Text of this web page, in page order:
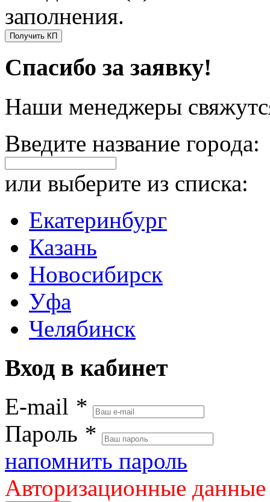
заполнения.
Получить КП
Спасибо за заявку!
Наши менеджеры
Введите название города:
или выберите из списка:
Екатеринбург
Казань
Новосибирск
Уфа
Челябинск
Вход в кабинет
E-mail *
Пароль *
напомнить пароль
Авторизационные